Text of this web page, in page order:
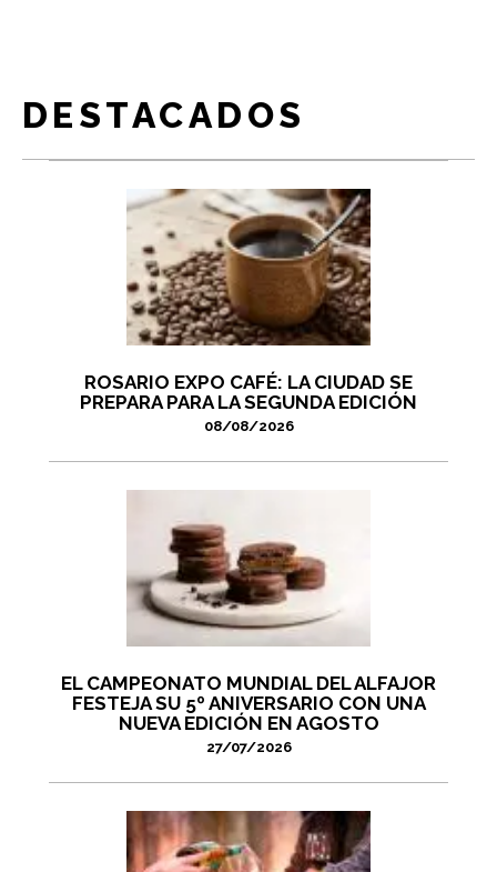
DESTACADOS
ROSARIO EXPO CAFÉ: LA CIUDAD SE
PREPARA PARA LA SEGUNDA EDICIÓN
08/08/2026
EL CAMPEONATO MUNDIAL DEL ALFAJOR
FESTEJA SU 5º ANIVERSARIO CON UNA
NUEVA EDICIÓN EN AGOSTO
27/07/2026